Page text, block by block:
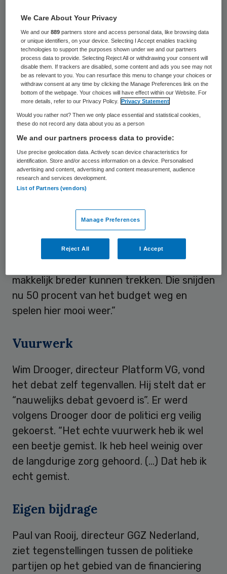
Gehandicaptenzorg Nederland stelt dat het
debat moeizaam op gang kwam. Ook de
onderwerpen in het debat waren niet
allemaal naar de zin van Schirmbeck:
“Jammer dat het weinig over de
gehandicaptenzorg ging.” Ziekenhuiszorg
en ouderenzorg kwamen veel meer aan bod
omdat het volgens Schirmbeck electoraal
veel belangrijker is, terwijl het toch ook over
de gehandicaptenzorg gaat.
Vervoerskosten
Vooral de korting op de vervoerskosten in
de gehandicaptenzorg is een gemist punt. “
De stelling ging over ouderen, maar zeker
makkelijk breder kunnen trekken. Die snijden
nu 50 procent van het budget weg en
spelen hier mooi weer.”
Vuurwerk
Wim Drooger, directeur Platform VG, vond
het debat zelf tegenvallen. Hij stelt dat er
“nauwelijks debat gevoerd is”. Er werd
volgens Drooger door de politici erg veilig
gekoerst. “Het echte vuurwerk heb ik wel
een beetje gemist. Ik heb heel weinig over
de langdurige zorg gehoord. (…) Dat heb ik
echt gemist.
Eigen bijdrage
Paul van Rooij, directeur GGZ Nederland,
ziet tegenstellingen tussen de politieke
partijen op het gebied van de financiering
We Care About Your Privacy
We and our889 partners store and access personal data, like browsing data
or unique identifiers, on your device. Selecting I Accept enables tracking
technologies to support the purposes shown under we and our partners
process data to provide. Selecting Reject All or withdrawing your consent will
disable them. If trackers are disabled, some content and ads you see may not
be as relevant to you. You can resurface this menu to change your choices or
withdraw consent at any time by clicking the Manage Preferences link on the
bottom of the webpage. Your choices will have effect within our Website. For
more details, refer to our Privacy Policy.
Privacy Statement
Would you rather not? Then we only place essential and statistical cookies,
these do not record any data about you as a person
We and our partners process data to provide:
Use precise geolocation data. Actively scan device characteristics for
identification. Store and/or access information on a device. Personalised
advertising and content, advertising and content measurement, audience
research and services development.
List of Partners (vendors)
Manage Preferences
Reject All I Accept